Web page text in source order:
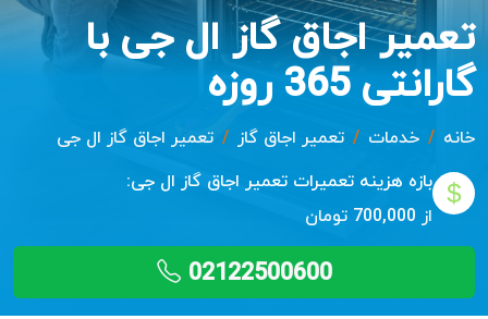
تعمیر اجاق گاز ال جی با
گارانتی 365 روزه
خانه خدمات تعمیر اجاق گاز
تعمیر اجاق گاز ال جی
بازه هزینه تعمیرات تعمیر اجاق گاز ال جی:
از 700,000 تومان
02122500600